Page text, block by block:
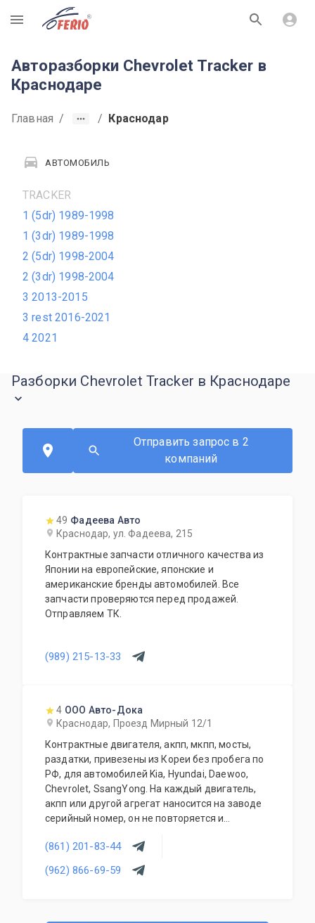
R
Авторазборки Chevrolet Tracker в
Краснодаре
Главная / / Краснодар
АВТОМОБИЛЬ
TRACKER
1 (5dr) 1989-1998
1 (3dr) 1989-1998
2 (5dr) 1998-2004
2 (3dr) 1998-2004
3 2013-2015
3 rest 2016-2021
4 2021
Разборки Chevrolet Tracker в Краснодаре
Отправить запрос в 2
компаний
49 Фадеева Авто
Краснодар, ул. Фадеева, 215
Контрактные запчасти отличного качества из
Японии на европейские, японские и
американские бренды автомобилей. Все
запчасти проверяются перед продажей.
Отправляем ТК.
(989) 215-13-33
4 ООО Авто-Дока
Краснодар, Проезд Мирный 12/1
Контрактные двигателя, акпп, мкпп, мосты,
раздатки, привезены из Кореи без пробега по
РФ, для автомобилей Kia, Hyundai, Daewoo,
Chevrolet, SsangYong. На каждый двигатель,
акпп или другой агрегат наносится на заводе
серийный номер, он не повторяется и
ошибёмся, и отправим вам тот экземпляр,
который вы закажете.
(861) 201-83-44
(962) 866-69-59